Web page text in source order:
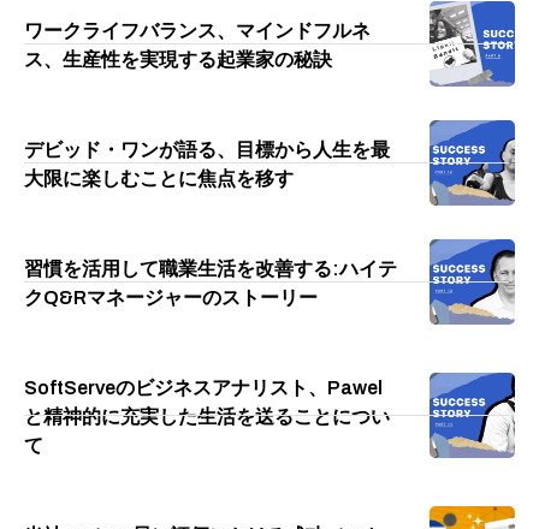
ワークライフバランス、マインドフルネ
ス、生産性を実現する起業家の秘訣
デビッド・ワンが語る、目標から人生を最
大限に楽しむことに焦点を移す
習慣を活用して職業生活を改善する:ハイテ
クQ&Rマネージャーのストーリー
SoftServeのビジネスアナリスト、Pawel
と精神的に充実した生活を送ることについ
て